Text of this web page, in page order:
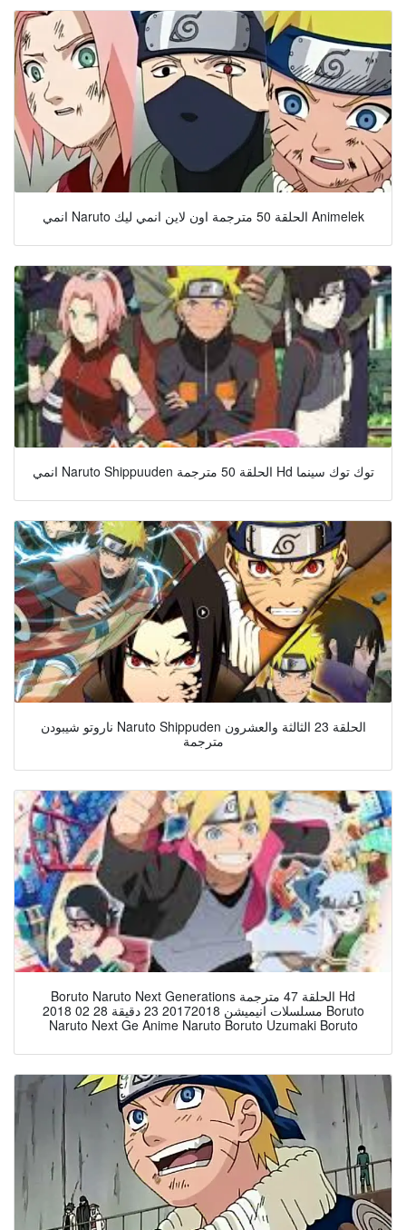
انمي Naruto الحلقة 50 مترجمة اون لاين انمي ليك Animelek
انمي Naruto Shippuuden الحلقة 50 مترجمة Hd توك توك سينما
ناروتو شيبودن Naruto Shippuden الحلقة 23 الثالثة والعشرون
مترجمة
Boruto Naruto Next Generations الحلقة 47 مترجمة Hd
مسلسلات انيميشن 20172018 23 دقيقة 28 02 2018 Boruto
Naruto Next Ge Anime Naruto Boruto Uzumaki Boruto